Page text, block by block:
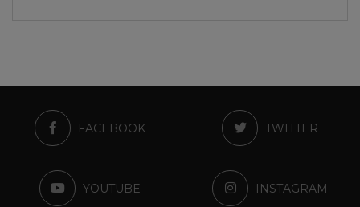
FACEBOOK TWITTER
YOUTUBE INSTAGRAM